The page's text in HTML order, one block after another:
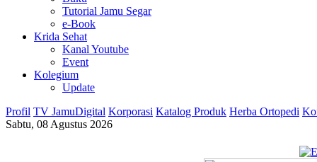
Tutorial Jamu Segar
e-Book
Krida Sehat
Kanal Youtube
Event
Kolegium
Update
Profil TV JamuDigital Korporasi Katalog Produk Herba Ortopedi
Sabtu, 08 Agustus 2026